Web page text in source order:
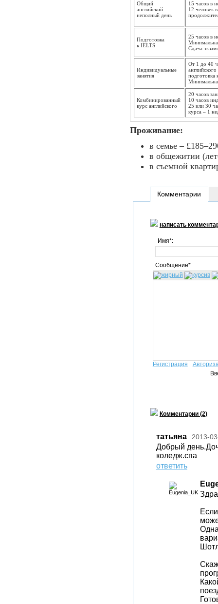
Общий
английский –
неполный день
15 часов в
12 человек
Подготовка
к IELTS
25 часов в
Сдача
Индивидуальные
занятия
От 1 до 40
подготовка
Комбинированный
курс английского
20 часов
10 часов
25 или 30
курса – 1
Проживание:
в семье –
в общежитии
в съемной
Комментарии
написать
Имя*:
Сообщение*
Регистрация
Комментарии (2)
татьяна 2013-
Добрый
коледж.спа
ответить